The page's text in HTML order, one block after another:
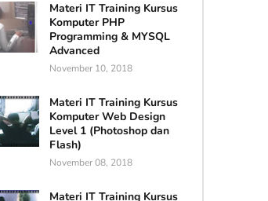
Materi IT Training Kursus
Komputer PHP
Programming & MYSQL
Advanced
November 10, 2018
Materi IT Training Kursus
Komputer Web Design
Level 1 (Photoshop dan
Flash)
November 08, 2018
Materi IT Training Kursus